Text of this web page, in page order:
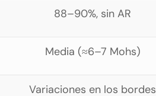
88–90%, sin AR
Media (≈6–7 Mohs)
Variaciones en los bordes